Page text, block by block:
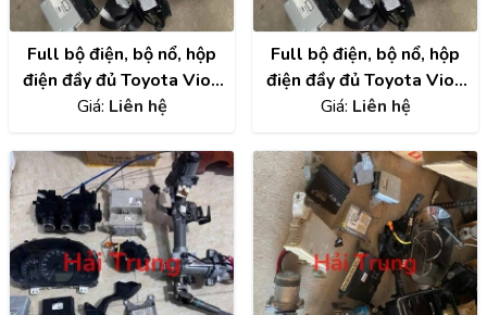
Full bộ điện, bộ nổ, hộp
điện đầy đủ Toyota Vios
2014-2018 Tháo Xe
Giá: Liên hệ
Full bộ điện, bộ nổ, hộp
điện đầy đủ Toyota Vios
2015 2016 2017 Tháo
Giá: Liên hệ